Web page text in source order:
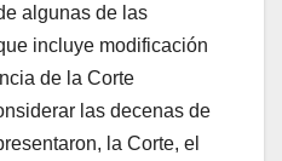
algunas de las
incluye modificación
de la Corte
las decenas de
la Corte, el